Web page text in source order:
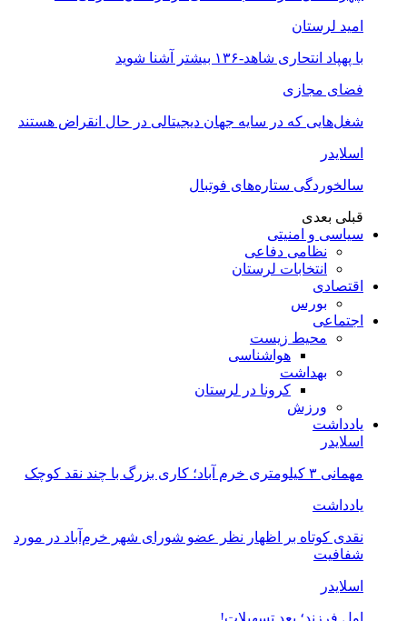
امید لرستان
با پهپاد انتحاری شاهد-۱۳۶ بیشتر آشنا شوید
فضای مجازی
شغل‌‌هایی که در سایه جهان دیجیتالی در حال انقراض هستند
اسلایدر
سالخوردگی ستاره‌های فوتبال
قبلی بعدی
سیاسی و امنیتی
نظامی دفاعی
انتخابات لرستان
اقتصادی
بورس
اجتماعی
محیط زیست
هواشناسی
بهداشت
کرونا در لرستان
ورزش
یادداشت
اسلایدر
مهمانی ۳ کیلومتری خرم آباد؛ کاری بزرگ با چند نقد کوچک
یادداشت
نقدی کوتاه بر اظهار نظر عضو شورای شهر خرم‌آباد در مورد
شفافیت
اسلایدر
اول فرزند؛ بعد تسهیلات!